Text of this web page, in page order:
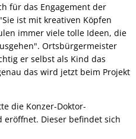
für das Engagement der
ist mit kreativen Köpfen
immer viele tolle Ideen, die
Ortsbürgermeister
er selbst als Kind das
das wird jetzt beim Projekt
die Konzer-Doktor-
Dieser befindet sich